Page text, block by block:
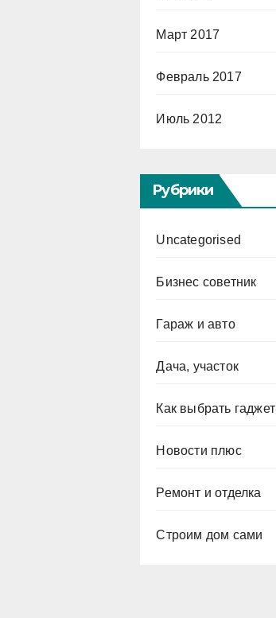
Март 2017
Февраль 2017
Июль 2012
Рубрики
Uncategorised
Бизнес советник
Гараж и авто
Дача, участок
Как выбрать гаджет
Новости плюс
Ремонт и отделка
Строим дом сами